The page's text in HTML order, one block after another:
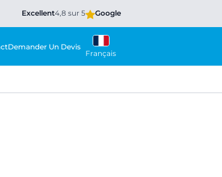
Excellent4,8 sur 5 Google
Demander Un Devis
Français